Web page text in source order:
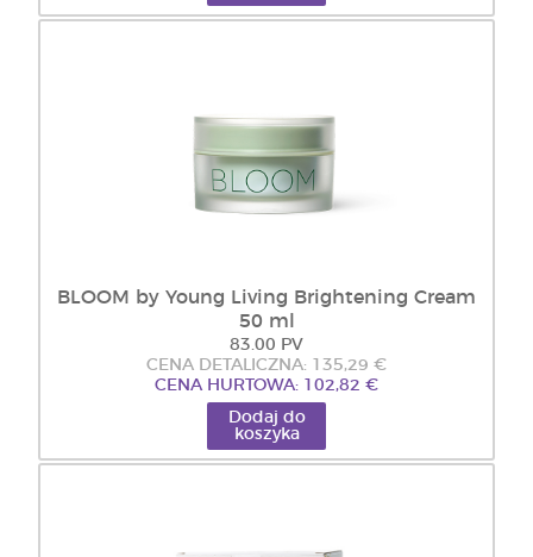
BLOOM by Young Living Brightening Cream
50 ml
83.00 PV
CENA DETALICZNA: 135,29 €
CENA HURTOWA: 102,82 €
Dodaj do
koszyka